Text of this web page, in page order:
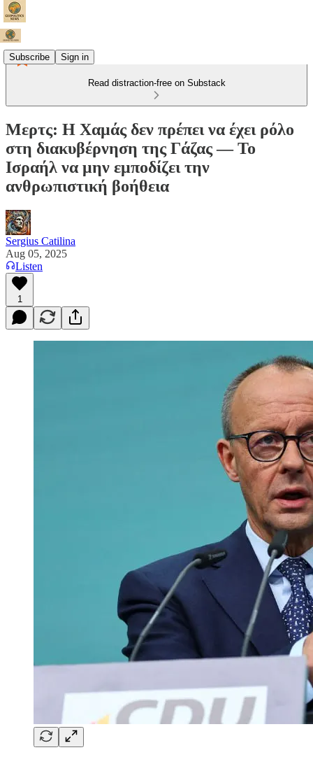
Subscribe Sign in
Read distraction-free on Substack
Μερτς: Η Χαμάς δεν πρέπει να έχει ρόλο
στη διακυβέρνηση της Γάζας — Το
Ισραήλ να μην εμποδίζει την
ανθρωπιστική βοήθεια
Sergius Catilina
Aug 05, 2025
Listen
1